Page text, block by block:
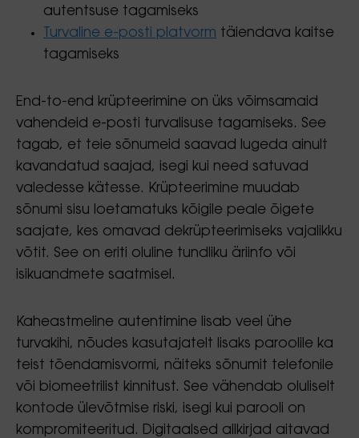
autentsuse tagamiseks
Turvaline e-posti platvorm täiendava kaitse
tagamiseks
End-to-end krüpteerimine on üks võimsamaid
vahendeid e-posti turvalisuse tagamiseks. See
tagab, et teie sõnumeid saavad lugeda ainult
kavandatud saajad, isegi kui need satuvad
valedesse kätesse. Krüpteerimine muudab
sõnumi sisu loetamatuks kõigile peale õigete
saajate, kes omavad dekrüpteerimiseks vajalikku
võtit. See on eriti oluline tundliku äriinfo või
isikuandmete saatmisel.
Kaheastmeline autentimine lisab veel ühe
turvakihi, nõudes kasutajatelt lisaks paroolile ka
teist tõendamisvormi, näiteks sõnumit telefonile
või biomeetrilist kinnitust. See vähendab oluliselt
kontode ülevõtmise riski, isegi kui parooli on
kompromiteeritud. Digitaalsed allkirjad aitavad